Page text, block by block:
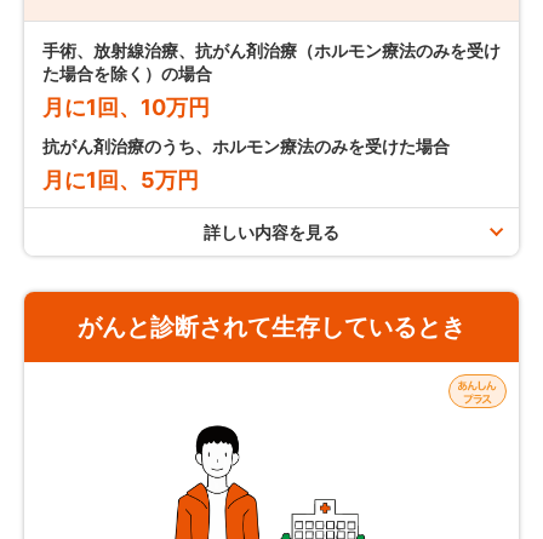
注意事項／お支払いできない場合
保障の対象となるがんは約款所定の悪性新生物をいい、
責任開始日以後の保険期間中に被保険者が死亡し、その
後にがんと診断された場合でも、がん診断一時金はお支
払いできません。
がん診断一時金のみのご契約（ライトコース）の場合
は、がん診断一時金のお支払い後に保険契約が消滅しま
支払条件
責任開始日以後の保険期間中に
きにお支払いします。
注意事項／お支払いできない場合
生物と診断されたときは、お支払いできません。
保障の対象となる上皮内新生物は約款所定の上皮内新生
責任開始日以後の保険期間中に被保険者が死亡し、その
後に上皮内新生物と診断された場合、上皮内新生物診断
一時金はお支払いできません。
手術、放射線治療、抗がん剤治療（ホルモン療法のみを受け
た場合を除く）の場合
月に1回、10万円
抗がん剤治療のうち、ホルモン療法のみを受けた場合
月に1回、5万円
支払限度
手術、放射線治療、抗がん剤治療（ホルモン療法のみを受け
た場合を除く）の場合：回数無制限
抗がん剤治療のうち、ホルモン療法のみを受けた場合：保険
最大60回まで
詳しい内容を見る
がんと診断されて生存しているとき